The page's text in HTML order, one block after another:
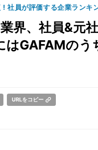
! 社員が評価する企業ランキ
界、社員&元
はGAFAMの
URLをコピー